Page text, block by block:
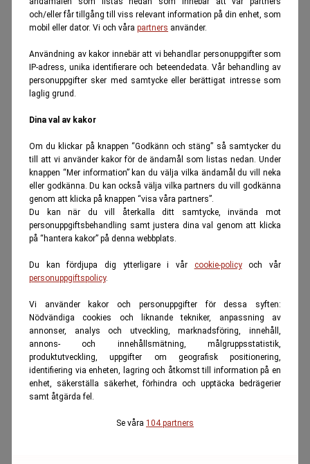
och/eller får tillgång till viss relevant information på din enhet, som
mobil eller dator. Vi och våra partners använder.
Användning av kakor innebär att vi behandlar personuppgifter som
IP-adress, unika identifierare och beteendedata. Vår behandling av
personuppgifter sker med samtycke eller berättigat intresse som
laglig grund.
Dina val av kakor
Om du klickar på knappen “Godkänn och stäng” så samtycker du
till att vi använder kakor för de ändamål som listas nedan. Under
knappen “Mer information” kan du välja vilka ändamål du vill neka
eller godkänna. Du kan också välja vilka partners du vill godkänna
genom att klicka på knappen “visa våra partners”.
Du kan när du vill återkalla ditt samtycke, invända mot
personuppgiftsbehandling samt justera dina val genom att klicka
på “hantera kakor” på denna webbplats.
Du kan fördjupa dig ytterligare i vår cookie-policyoch vår
personuppgiftspolicy.
Vi använder kakor och personuppgifter för dessa syften:
Nödvändiga cookies och liknande tekniker, anpassning av
annonser, analys och utveckling, marknadsföring, innehåll,
annons- och innehållsmätning, målgruppsstatistik,
produktutveckling, uppgifter om geografisk positionering,
identifiering via enheten, lagring och åtkomst till information på en
enhet, säkerställa säkerhet, förhindra och upptäcka bedrägerier
samt åtgärda fel.
Se våra 104 partners